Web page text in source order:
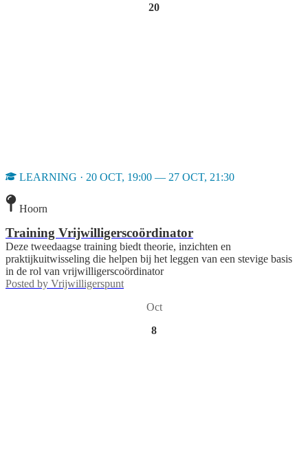
20
LEARNING · 20 OCT, 19:00 — 27 OCT, 21:30
Hoorn
Training Vrijwilligerscoördinator
Deze tweedaagse training biedt theorie, inzichten en
praktijkuitwisseling die helpen bij het leggen van een stevige basis
in de rol van vrijwilligerscoördinator
Posted by Vrijwilligerspunt
Oct
8